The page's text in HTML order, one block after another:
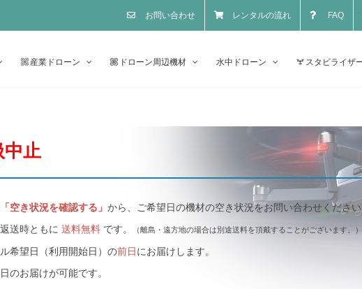
お問い合わせ レンタルの流れ FAQ
産業ドローン ドローン周辺機材 水中ドローン スタビライザ
中止
「空き状況を確認する」 から、ご希望日の機材の空き状況をお問い合わせください
送時ともに 送料無料です。 （離島・遠方地の場合は別途送料を頂戴することがございます。）
希望日（利用開始日）の前日 にお届けします。
のお届けが可能です。